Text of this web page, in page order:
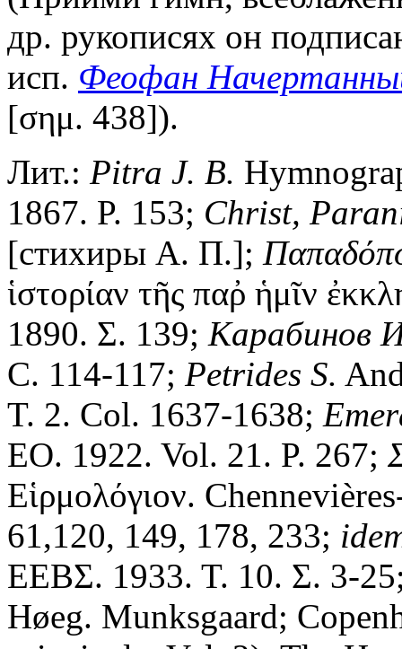
др. рукописях он
исп. Феофан
[σημ. 438]).
Лит.: Pitra J. B.
1867. P. 153; Christ,
[стихиры А. П.];
ἱστορίαν τῆς παῤ ἡμῖν
1890. Σ. 139; Карабинов
С. 114-117; Petrides S.
T. 2. Col. 1637-1638;
EO. 1922. Vol. 21. P. 267;
Εἱρμολόγιον.
61,120, 149, 178, 233;
ΕΕΒΣ. 1933. Τ. 10. Σ. 3-
Høeg. Munksgaard;